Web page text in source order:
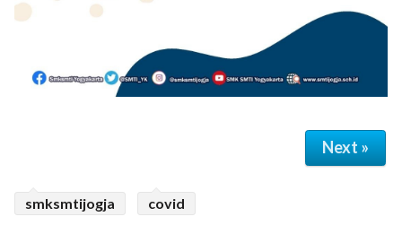
Next »
smksmtijogja covid